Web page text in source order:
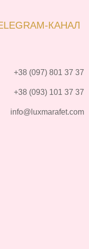
КАНАЛ
+38 (097) 801 37 37
+38 (093) 101 37 37
info@luxmarafet.com